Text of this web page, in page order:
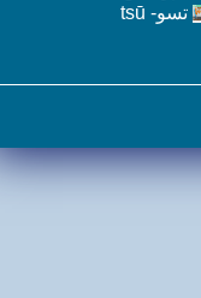
تسو- tsū